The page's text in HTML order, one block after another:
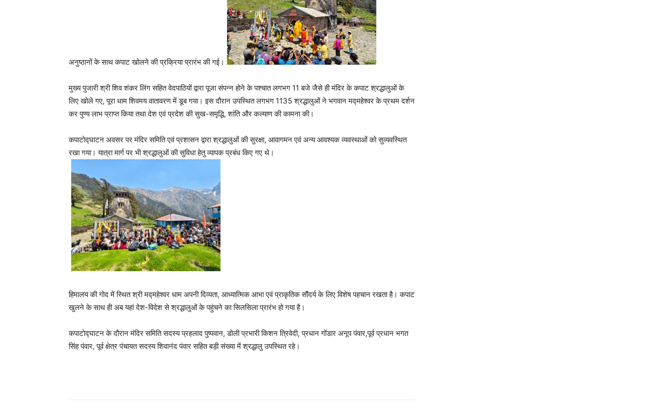
अनुष्ठानों के साथ कपाट खोलने की प्रक्रिया प्रारंभ की गई।
मुख्य पुजारी श्री शिव शंकर लिंग सहित वेदपाठियों द्वारा पूजा संपन्न होने के पश्चात लगभग 11 बजे जैसे ही मंदिर के कपाट श्रद्धालुओं के
लिए खोले गए, पूरा धाम शिवमय वातावरण में डूब गया। इस दौरान उपस्थित लगभग 1135 श्रद्धालुओं ने भगवान मद्महेश्वर के प्रथम दर्शन
कर पुण्य लाभ प्राप्त किया तथा देश एवं प्रदेश की सुख-समृद्धि, शांति और कल्याण की कामना की।
कपाटोद्घाटन अवसर पर मंदिर समिति एवं प्रशासन द्वारा श्रद्धालुओं की सुरक्षा, आवागमन एवं अन्य आवश्यक व्यवस्थाओं को सुव्यवस्थित
रखा गया। यात्रा मार्ग पर भी श्रद्धालुओं की सुविधा हेतु व्यापक प्रबंध किए गए थे।
हिमालय की गोद में स्थित श्री मद्महेश्वर धाम अपनी दिव्यता, आध्यात्मिक आभा एवं प्राकृतिक सौंदर्य के लिए विशेष पहचान रखता है। कपाट
खुलने के साथ ही अब यहां देश-विदेश से श्रद्धालुओं के पहुंचने का सिलसिला प्रारंभ हो गया है।
कपाटोद्घाटन के दौरान मंदिर समिति सदस्य प्रहलाद पुष्पवान, डोली प्रभारी किशन त्रिवेदी, प्रधान गोंडार अनूप पंवार,पूर्व प्रधान भगत
सिंह पंवार, पूर्व क्षेत्र पंचायत सदस्य शिवानंद पंवार सहित बड़ी संख्या में श्रद्धालु उपस्थित रहे।